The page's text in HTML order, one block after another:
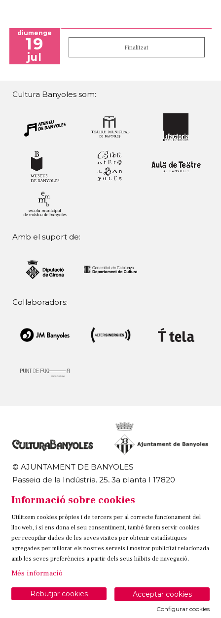
diumenge
19
jul
Finalitzat
Cultura Banyoles som:
Amb el suport de:
Col·laboradors:
© AJUNTAMENT DE BANYOLES
Passeig de la Indústria, 25, 3a planta | 17820
972 58 18 48 | 972 57 00 50
Sitemap Avís Legal Ús de Cookies Contacteu
Link a instagram
Link a twitter
Link a facebook
Informació sobre cookies
Utilitzem cookies pròpies i de tercers per al correcte funcionament del
lloc web, i si ens dona el seu consentiment, també farem servir cookies
per recopilar dades de les seves visites per obtenir estadístiques
agregades per millorar els nostres serveis i mostrar publicitat relacionada
amb les seves preferències a partir dels seus hàbits de navegació.
Més informació
Acceptar cookies
Rebutjar cookies
Configurar cookies